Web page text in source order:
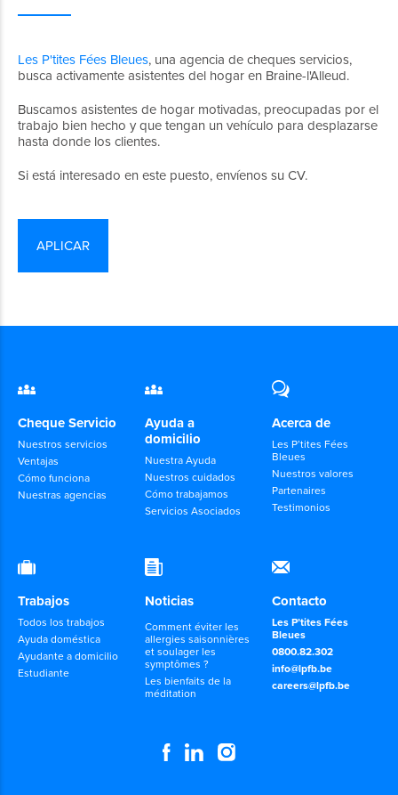
Les P'tites Fées Bleues, una agencia de cheques servicios,
busca activamente asistentes del hogar en Braine-l'Alleud.
Buscamos asistentes de hogar motivadas, preocupadas por el
trabajo bien hecho y que tengan un vehículo para desplazarse
hasta donde los clientes.
Si está interesado en este puesto, envíenos su CV.
APLICAR
Cheque Servicio
Nuestros servicios
Ventajas
Cómo funciona
Nuestras agencias
Ayuda a
domicilio
Nuestra Ayuda
Nuestros cuidados
Cómo trabajamos
Servicios Asociados
Acerca de
Les P’tites Fées
Bleues
Nuestros valores
Partenaires
Testimonios
Trabajos
Todos los trabajos
Ayuda doméstica
Ayudante a domicilio
Estudiante
Noticias
Comment éviter les
allergies saisonnières
et soulager les
symptômes ?
Les bienfaits de la
méditation
Contacto
Les P’tites Fées
Bleues
0800.82.302
info@lpfb.be
careers@lpfb.be